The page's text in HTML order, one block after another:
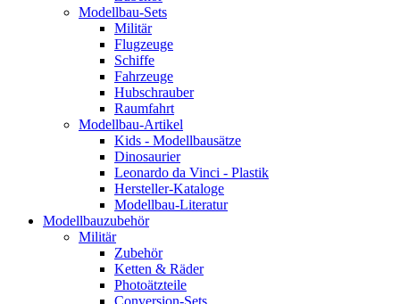
Modellbau-Sets
Militär
Flugzeuge
Schiffe
Fahrzeuge
Hubschrauber
Raumfahrt
Modellbau-Artikel
Kids - Modellbausätze
Dinosaurier
Leonardo da Vinci - Plastik
Hersteller-Kataloge
Modellbau-Literatur
Modellbauzubehör
Militär
Zubehör
Ketten & Räder
Photoätzteile
Conversion-Sets